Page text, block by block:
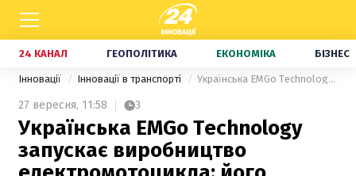
24 КАНАЛ ГЕОПОЛІТИКА ЕКОНОМІКА БІЗНЕС
Інновації Інновації в транспорті Українська EMGo Technology запускає виробництво електромотоцикла: його виведуть на світові ринки
27 вересня, 11:58 3
Українська EMGo Technology
запускає виробництво